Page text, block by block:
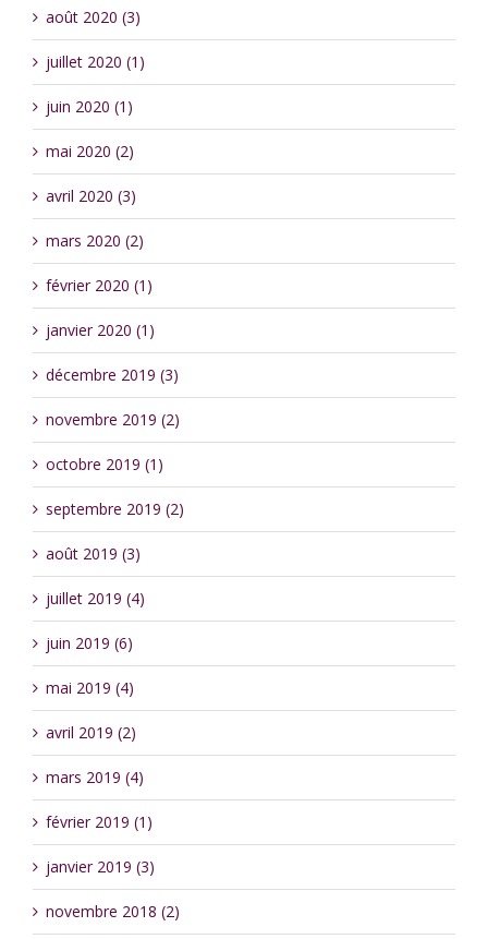
août 2020 (3)
juillet 2020 (1)
juin 2020 (1)
mai 2020 (2)
avril 2020 (3)
mars 2020 (2)
février 2020 (1)
janvier 2020 (1)
décembre 2019 (3)
novembre 2019 (2)
octobre 2019 (1)
septembre 2019 (2)
août 2019 (3)
juillet 2019 (4)
juin 2019 (6)
mai 2019 (4)
avril 2019 (2)
mars 2019 (4)
février 2019 (1)
janvier 2019 (3)
novembre 2018 (2)